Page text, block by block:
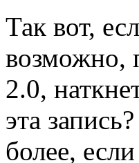
Так вот,
возможно,
2.0,
эта
более,